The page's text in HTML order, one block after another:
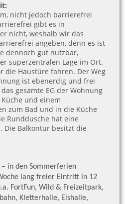
nicht jedoch barrierefrei
gibt es in
nicht, weshalb wir das
angeben, denn es ist
dennoch gut nutzbar,
superzentralen Lage im Ort.
die Haustüre fahren. Der Weg
ist ebenerdig und frei
gesamte EG der Wohnung
und einem
zum Bad und in die Küche
Runddusche hat eine
Die Balkontür besitzt die
– in den Sommerferien
lang freier Eintritt in 12
FortFun, Wild & Freizeitpark,
Kletterhalle, Eishalle,